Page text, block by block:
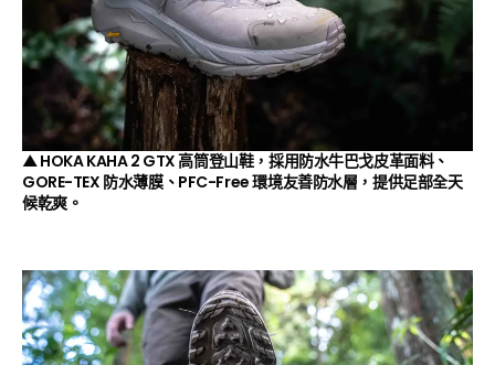
▲ HOKA KAHA 2 GTX 高筒登山鞋，採用防水牛巴戈皮革面料、
GORE-TEX 防水薄膜、 PFC-Free環境友善防水層，提供足部全天
候乾爽。